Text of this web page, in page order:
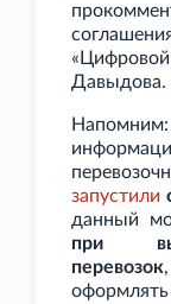
Давыдова.
запустили
данный
при
перевозок